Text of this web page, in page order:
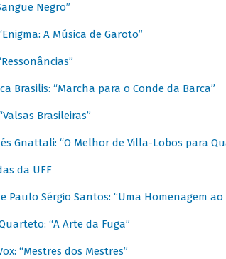
Negro”
A Música de Garoto”
Brasilis: “Marcha para o Conde da Barca”
Brasileiras”
Gnattali: “O Melhor de Villa-Lobos para
da UFF
Paulo Sérgio Santos: “Uma Homenagem ao
“A Arte da Fuga”
“Mestres dos Mestres”